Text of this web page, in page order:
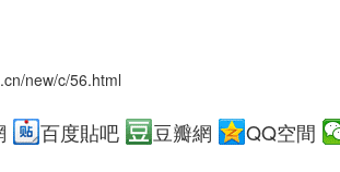
new/c/56.html
百度貼吧 豆瓣網 QQ空間